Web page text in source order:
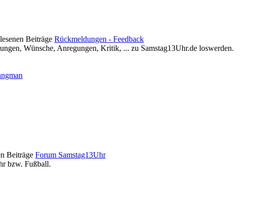
Rückmeldungen - Feedback
Wünsche, Anregungen, Kritik, ... zu Samstag13Uhr.de loswerden.
Forum Samstag13Uhr
bzw. Fußball.